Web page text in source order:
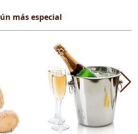
más especial